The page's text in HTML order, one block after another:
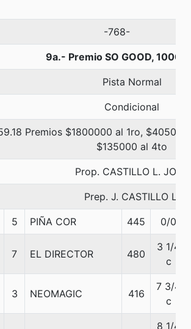
-768-
9a.- Premio SO GOOD, 1000
Pista Normal
Condicional
Premios $1800000 al 1ro,
$135000 al 4to
Prop. CASTILLO L. JOAO
Prep. J. CASTILLO L.
5 PIÑA COR 445 0/0
7 EL DIRECTOR 480
3 1/4
c
3 NEOMAGIC 416
7 3/4
c
8 1/4